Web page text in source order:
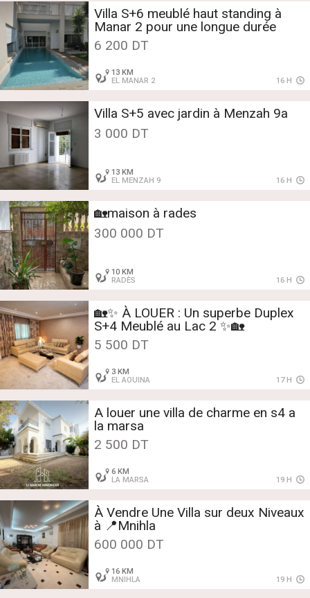
Villa S+6 meublé haut standing à
Manar 2 pour une longue durée
6 200 DT
13 KM
EL MANAR 2
16 H
Villa S+5 avec jardin à Menzah 9a
3 000 DT
13 KM
EL MENZAH 9
16 H
🏡maison à rades
300 000 DT
10 KM
RADÈS
16 H
🏡✨ À LOUER : Un superbe Duplex
S+4 Meublé au Lac 2 ✨🏡
5 500 DT
3 KM
EL AOUINA
17 H
A louer une villa de charme en s4 a
la marsa
2 500 DT
6 KM
LA MARSA
19 H
À Vendre Une Villa sur deux Niveaux
à 📍Mnihla
600 000 DT
16 KM
MNIHLA
19 H